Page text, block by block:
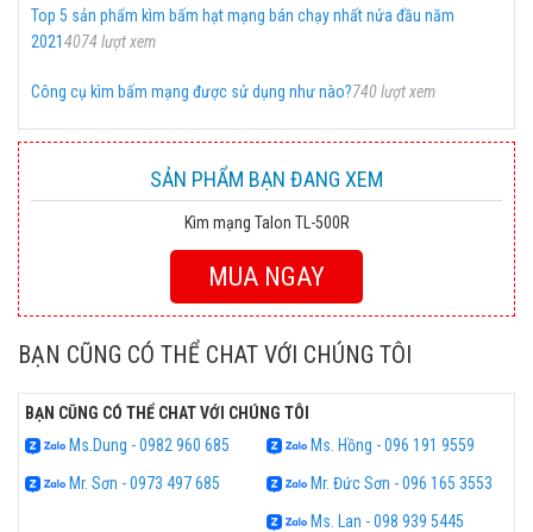
Top 5 sản phẩm kìm bấm hạt mạng bán chạy nhất nửa đầu năm
20214074 lượt xem
Công cụ kìm bấm mạng được sử dụng như nào?740 lượt xem
SẢN PHẨM BẠN ĐANG XEM
Kìm mạng Talon TL-500R
MUA NGAY
BẠN CŨNG CÓ THỂ CHAT VỚI CHÚNG TÔI
BẠN CŨNG CÓ THỂ CHAT VỚI CHÚNG TÔI
Ms.Dung - 0982 960 685
Ms. Hồng - 096 191 9559
Mr. Sơn - 0973 497 685
Mr. Đức Sơn - 096 165 3553
Ms. Lan - 098 939 5445